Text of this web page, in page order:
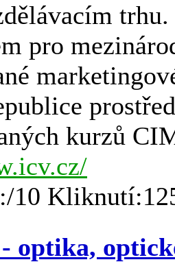
trhu.
pro
kurzů
10
optika,